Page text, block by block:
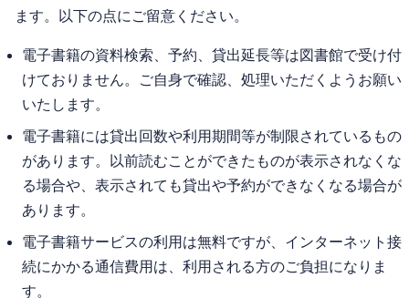
ます。以下の点にご留意ください。
電子書籍の資料検索、予約、貸出延長等は図書館で受け付
けておりません。ご自身で確認、処理いただくようお願い
いたします。
電子書籍には貸出回数や利用期間等が制限されているもの
があります。以前読むことができたものが表示されなくな
る場合や、表示されても貸出や予約ができなくなる場合が
あります。
電子書籍サービスの利用は無料ですが、インターネット接
続にかかる通信費用は、利用される方のご負担になりま
す。